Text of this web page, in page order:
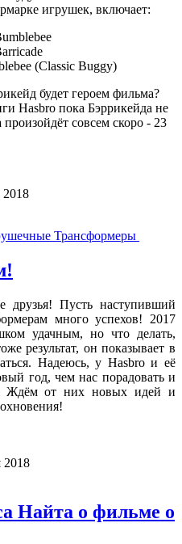
игрушек, включает:
(Classic Buggy)
будет героем фильма?
Hasbro пока Бэррикейда не
совсем скоро - 23
2018
Трансформеры
Пусть наступивший
много успехов! 2017
удачным, но что делать,
результат, он показывает в
Надеюсь, у Hasbro и её
год, чем нас порадовать и
Ждём от них новых идей и
2018
Найта о фильме о